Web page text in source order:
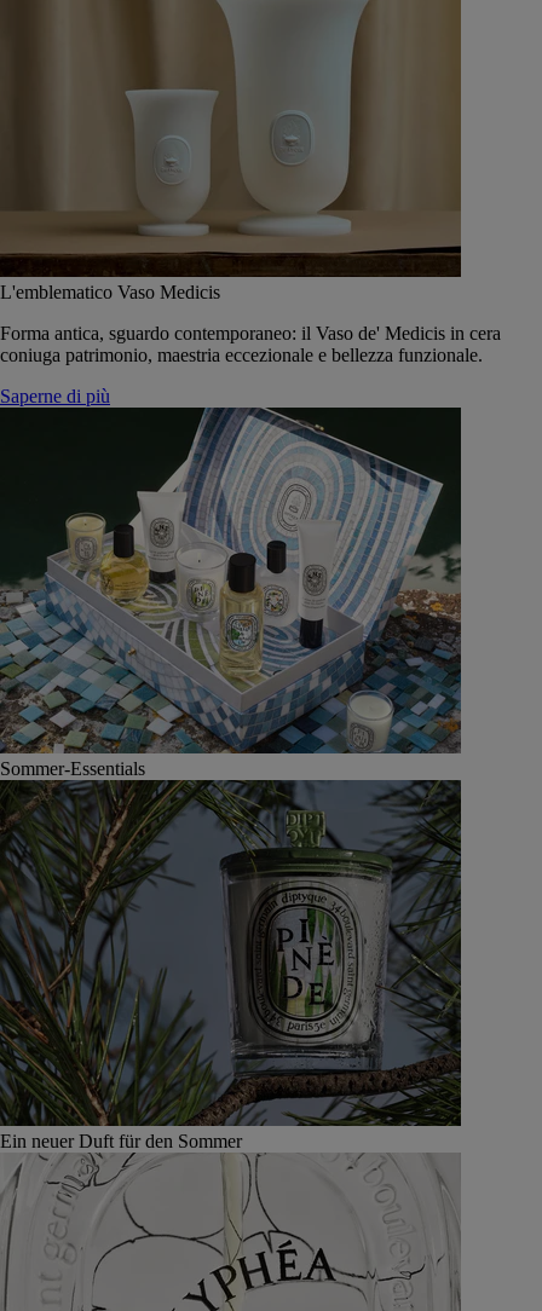
L'emblematico Vaso Medicis
Forma antica, sguardo contemporaneo: il Vaso de' Medicis in cera
coniuga patrimonio, maestria eccezionale e bellezza funzionale.
Saperne di più
Sommer-Essentials
Ein neuer Duft für den Sommer